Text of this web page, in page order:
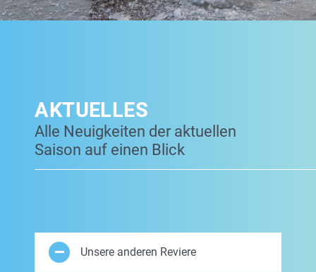
AKTUELLES
Alle Neuigkeiten der aktuellen
Saison auf einen Blick
Unsere anderen Reviere